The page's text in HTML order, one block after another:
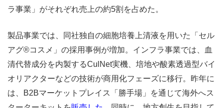
ラ事業」がそれぞれ売上の約5割を占めた。
製品事業では、同社独自の細胞培養上清液を用いた「セル
アグ®コスメ」の採用事例が増加。インフラ事業では、血
清代替成分を内製するCulNet実機、培地や酸素透過型バイ
オリアクターなどの技術が商用化フェーズに移行。昨年に
は、B2Bマーケットプレイス「勝手場」を通じて海外へス